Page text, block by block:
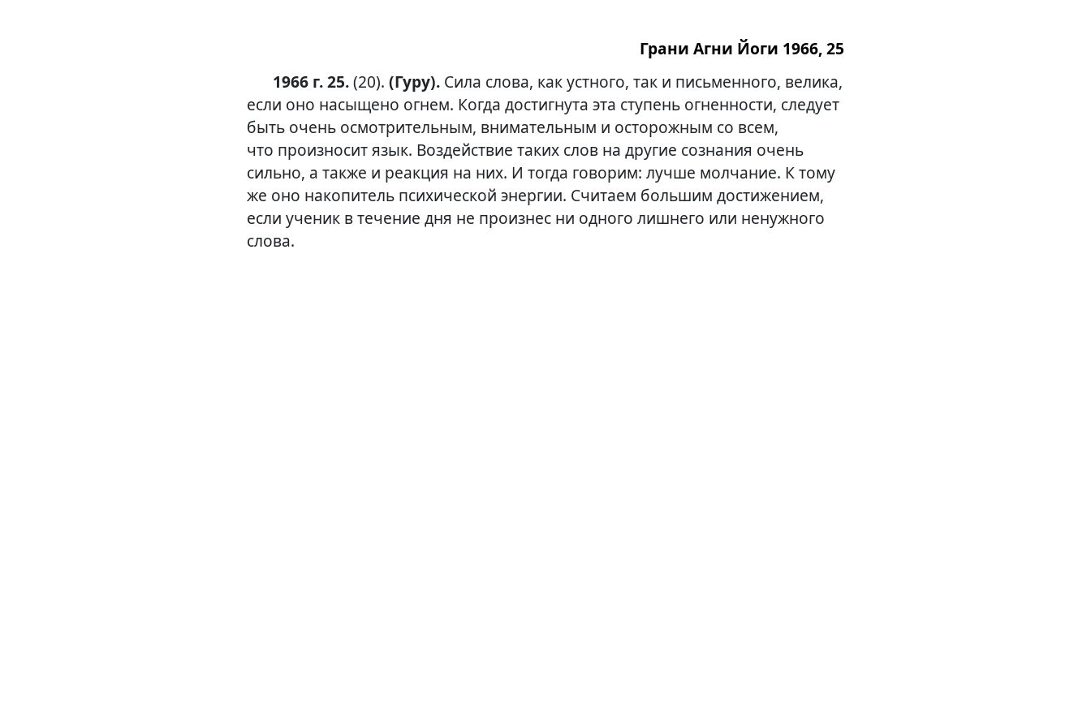
Грани Агни Йоги 1966, 25
1966 г. 25.(20). (Гуру). Сила слова, как устного, так и письменного, велика,
если оно насыщено огнем. Когда достигнута эта ступень огненности, следует
быть очень осмотрительным, внимательным и осторожным со всем,
что произносит язык. Воздействие таких слов на другие сознания очень
сильно, а также и реакция на них. И тогда говорим: лучше молчание. К тому
же оно накопитель психической энергии. Считаем большим достижением,
если ученик в течение дня не произнес ни одного лишнего или ненужного
слова.